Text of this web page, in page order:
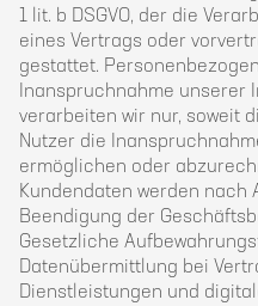
1 lit. b DSGVO, der die
eines Vertrags oder
gestattet.
Inanspruchnahme unserer
verarbeiten wir nur, soweit
Nutzer die
ermöglichen oder
Kundendaten werden nach
Beendigung der
Gesetzliche
Datenübermittlung bei
Dienstleistungen und